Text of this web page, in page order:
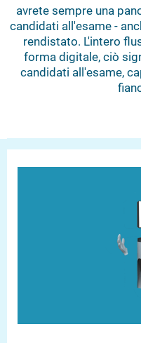
avrete sempre una
candidati all'esame -
ren­di­sta­to. L'intero
forma digitale, ciò
candidati all'esame,